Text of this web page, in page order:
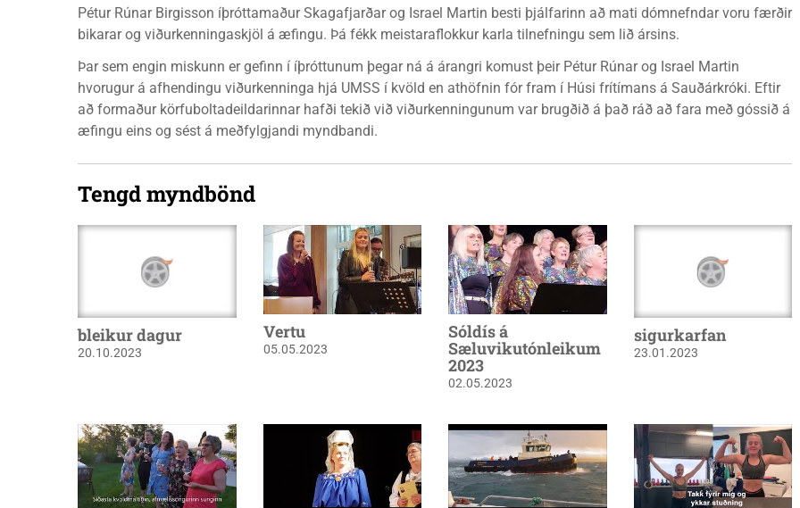
Pétur Rúnar Birgisson íþróttamaður Skagafjarðar og Israel Martin besti þjálfarinn að mati dómnefndar voru færðir
bikarar og viðurkenningaskjöl á æfingu. Þá fékk meistaraflokkur karla tilnefningu sem lið ársins.
Þar sem engin miskunn er gefinn í íþróttunum þegar ná á árangri komust þeir Pétur Rúnar og Israel Martin
hvorugur á afhendingu viðurkenninga hjá UMSS í kvöld en athöfnin fór fram í Húsi frítímans á Sauðárkróki. Eftir
að formaður körfuboltadeildarinnar hafði tekið við viðurkenningunum var brugðið á það ráð að fara með góssið á
æfingu eins og sést á meðfylgjandi myndbandi.
Tengd myndbönd
bleikur dagur
20.10.2023
Vertu
05.05.2023
Sóldís á
Sæluvikutónleikum
2023
02.05.2023
sigurkarfan
23.01.2023